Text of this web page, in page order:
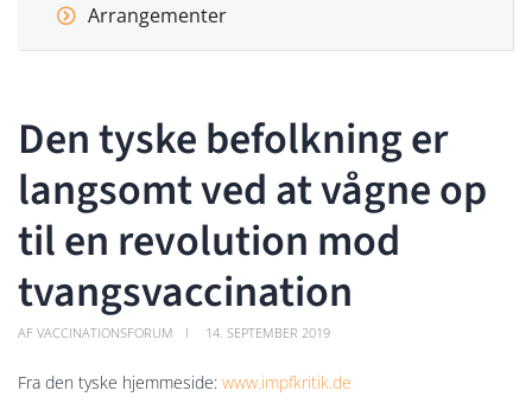
Arrangementer
Den tyske befolkning er
langsomt ved at vågne op
til en revolution mod
tvangsvaccination
AF VACCINATIONSFORUM 14. SEPTEMBER 2019
Fra den tyske hjemmeside: www.impfkritik.de